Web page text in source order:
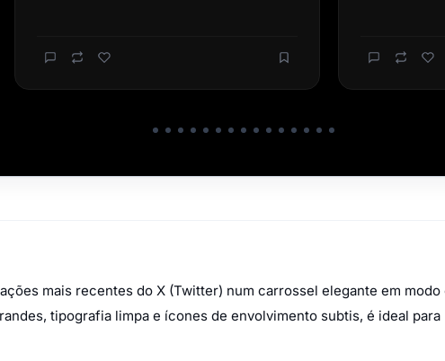
mais recentes do X (Twitter) num carrossel elegante em
tipografia limpa e ícones de envolvimento subtis, é ideal